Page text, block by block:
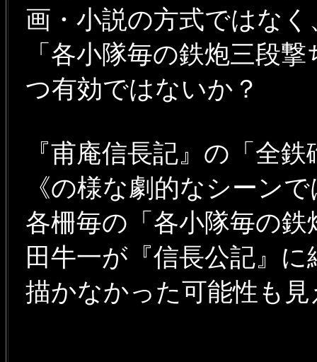
画・小説の方式ではな
「各小隊毎の鉄炮三段
つ有効ではないか？
『甫庵信長記』の「全
《の様な劇的なシーン
各柵毎の「各小隊毎の
田牛一が『信長公記』
描かなかった可能性も